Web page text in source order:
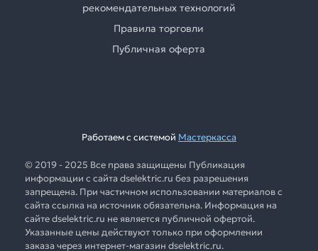
рекомендательных технологий
Правила торговли
Публичная оферта
Работаем с системой Мастеркасса
© 2019 - 2025 Все права защищены Публикация
информации с сайта dselektric.ru без разрешения
запрещена. При частичном использовании материалов с
сайта ссылка на источник обязательна. Информация на
сайте dselektric.ru не является публичной офертой.
Указанные цены действуют только при оформлении
заказа через интернет-магазин dselektric.ru.